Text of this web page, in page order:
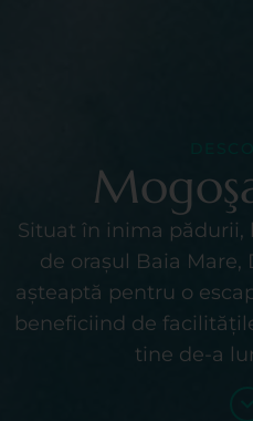
Situat în inima pădurii,
de orașul Baia
așteaptă pentru o
beneficiind de
tine de-a